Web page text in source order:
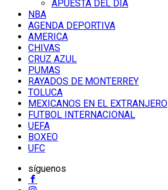
APUESTA DEL DÍA
NBA
AGENDA DEPORTIVA
AMERICA
CHIVAS
CRUZ AZUL
PUMAS
RAYADOS DE MONTERREY
TOLUCA
MEXICANOS EN EL EXTRANJERO
FUTBOL INTERNACIONAL
UEFA
BOXEO
UFC
síguenos